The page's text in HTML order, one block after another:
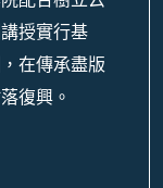
授實行基
在傳承盡版
復興。